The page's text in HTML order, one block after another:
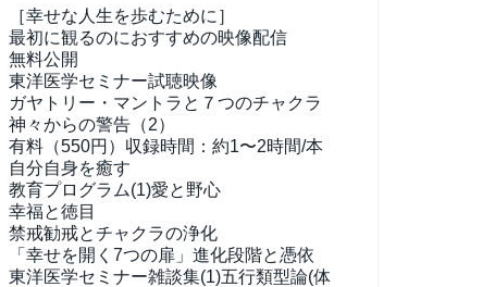
［幸せな人生を歩むために］
最初に観るのにおすすめの映像配信
無料公開
東洋医学セミナー試聴映像
ガヤトリー・マントラと７つのチャクラ
神々からの警告（2）
有料（550円） 収録時間：約1〜2時間/本
自分自身を癒す
教育プログラム(1)愛と野心
幸福と徳目
禁戒勧戒とチャクラの浄化
「幸せを開く7つの扉」進化段階と憑依
東洋医学セミナー雑談集(1)五行類型論(体